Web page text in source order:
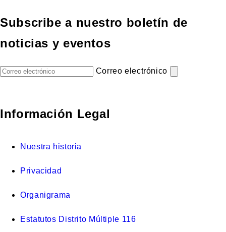
Subscribe a nuestro boletín de
noticias y eventos
Correo electrónico
Información Legal
Nuestra historia
Privacidad
Organigrama
Estatutos Distrito Múltiple 116